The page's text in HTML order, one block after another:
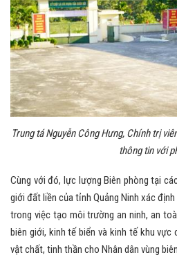
Trung tá Nguyễn Công Hưng, Chính trị
thông tin với
Cùng với đó, lực lượng Biên phòng tại
giới đất liền của tỉnh Quảng Ninh xác
trong việc tạo môi trường an ninh, an
biên giới, kinh tế biển và kinh tế khu
vật chất, tinh thần cho Nhân dân vùng